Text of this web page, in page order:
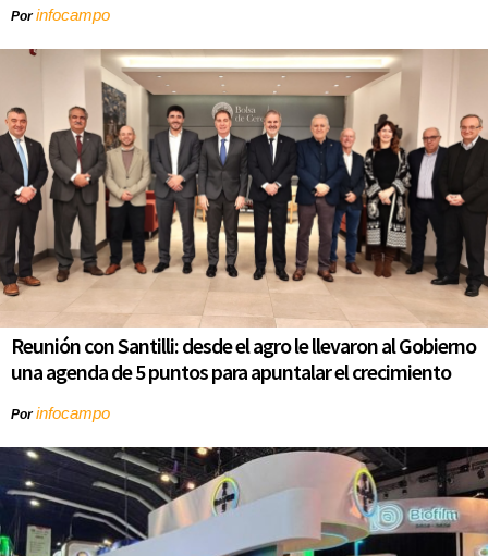
Porinfocampo
Reunión con Santilli: desde el agro le llevaron al Gobierno
una agenda de 5 puntos para apuntalar el crecimiento
Porinfocampo